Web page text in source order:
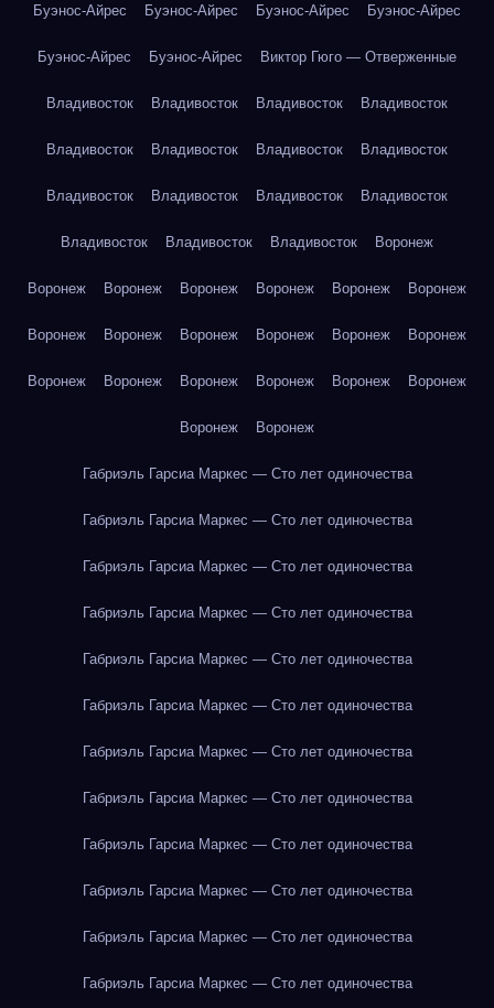
Буэнос-Айрес Буэнос-Айрес Буэнос-Айрес Буэнос-Айрес
Буэнос-Айрес Буэнос-Айрес Виктор Гюго — Отверженные
Владивосток Владивосток Владивосток Владивосток
Владивосток Владивосток Владивосток Владивосток
Владивосток Владивосток Владивосток Владивосток
Владивосток Владивосток Владивосток Воронеж
Воронеж Воронеж Воронеж Воронеж Воронеж Воронеж
Воронеж Воронеж Воронеж Воронеж Воронеж Воронеж
Воронеж Воронеж Воронеж Воронеж Воронеж Воронеж
Воронеж Воронеж
Габриэль Гарсиа Маркес — Сто лет одиночества
Габриэль Гарсиа Маркес — Сто лет одиночества
Габриэль Гарсиа Маркес — Сто лет одиночества
Габриэль Гарсиа Маркес — Сто лет одиночества
Габриэль Гарсиа Маркес — Сто лет одиночества
Габриэль Гарсиа Маркес — Сто лет одиночества
Габриэль Гарсиа Маркес — Сто лет одиночества
Габриэль Гарсиа Маркес — Сто лет одиночества
Габриэль Гарсиа Маркес — Сто лет одиночества
Габриэль Гарсиа Маркес — Сто лет одиночества
Габриэль Гарсиа Маркес — Сто лет одиночества
Габриэль Гарсиа Маркес — Сто лет одиночества